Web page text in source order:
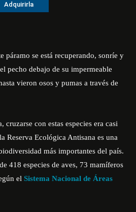
Adquirirla
páramo se está recuperando, sonríe y
pecho debajo de su impermeable
vieron osos y pumas a través de
cruzarse con estas especies era casi
Reserva Ecológica Antisana es una
más importantes del país.
418 especies de aves, 73 mamíferos
el Sistema Nacional de Áreas